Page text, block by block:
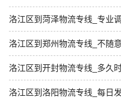
洛江区到菏泽物流专线_专业
洛江区到郑州物流专线_不随
洛江区到开封物流专线_多久
洛江区到洛阳物流专线_每日